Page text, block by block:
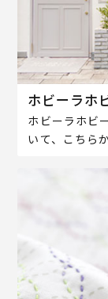
ホビーラホ
ホビーラホビ
いて、こちら